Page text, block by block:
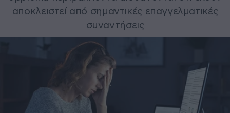
αποκλειστεί από σημαντικές επαγγελματικές
συναντήσεις